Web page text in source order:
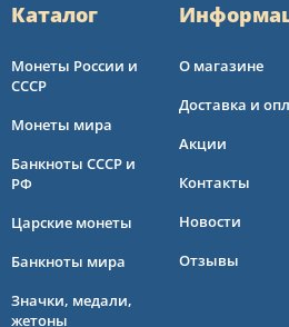
Каталог
Монеты России и
СССР
Монеты мира
Банкноты СССР и
РФ
Царские монеты
Банкноты мира
Значки, медали,
жетоны
О магазине
Доставка и
Акции
Контакты
Новости
Отзывы